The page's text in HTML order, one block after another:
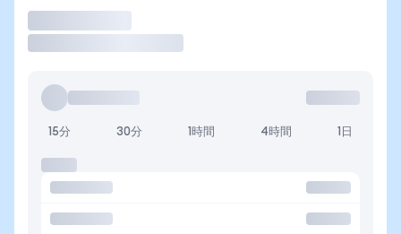
15分 30分 1時間 4時間 1日